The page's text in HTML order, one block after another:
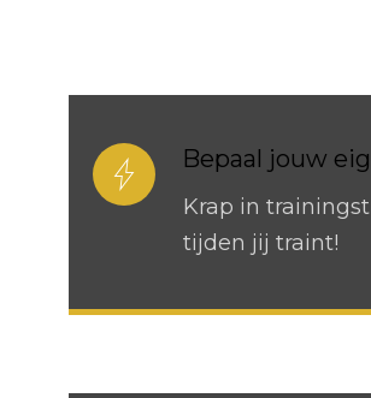
Bepaal jouw
Krap in
tijden jij traint!